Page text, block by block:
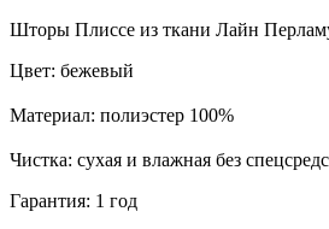
Шторы Плиссе из ткани Лайн
Цвет: бежевый
Материал: полиэстер 100%
Чистка: сухая и влажная без
Гарантия: 1 год